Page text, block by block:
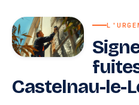
Castelnau-le-